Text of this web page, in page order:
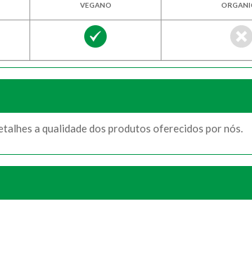
VEGANO
a qualidade dos produtos oferecidos por nós.